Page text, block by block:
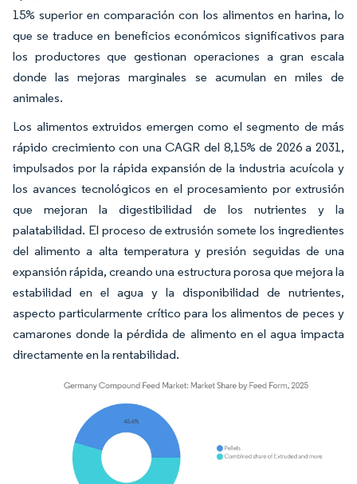
15% superior en comparación con los alimentos en harina, lo
que se traduce en beneficios económicos significativos para
los productores que gestionan operaciones a gran escala
donde las mejoras marginales se acumulan en miles de
animales.
Los alimentos extruidos emergen como el segmento de más
rápido crecimiento con una CAGR del 8,15% de 2026 a 2031,
impulsados por la rápida expansión de la industria acuícola y
los avances tecnológicos en el procesamiento por extrusión
que mejoran la digestibilidad de los nutrientes y la
palatabilidad. El proceso de extrusión somete los ingredientes
del alimento a alta temperatura y presión seguidas de una
expansión rápida, creando una estructura porosa que mejora la
estabilidad en el agua y la disponibilidad de nutrientes,
aspecto particularmente crítico para los alimentos de peces y
camarones donde la pérdida de alimento en el agua impacta
directamente en la rentabilidad.